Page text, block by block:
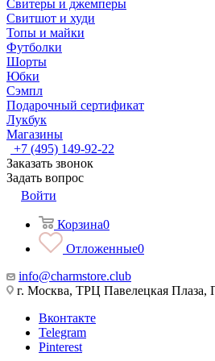
Свитеры и джемперы
Свитшот и худи
Топы и майки
Футболки
Шорты
Юбки
Сэмпл
Подарочный сертификат
Лукбук
Магазины
+7 (495) 149-92-22
Заказать звонок
Задать вопрос
Войти
Корзина0
Отложенные0
info@charmstore.club
г. Москва, ТРЦ Павелецкая Плаза,
Вконтакте
Telegram
Pinterest